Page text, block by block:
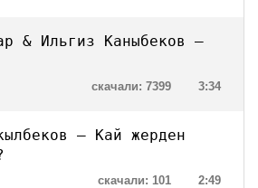
& Ильгиз Каныбеков —
3:34
скачали: 7399
— Кай жерден
2:49
скачали: 101